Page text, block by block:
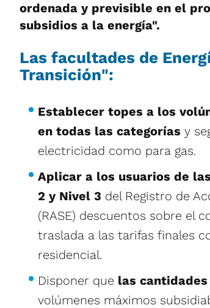
ordenada y previsible en el
subsidios a la energía".
Las facultades de
Transición":
Establecer topes a los
en todas las categorías y
electricidad como para gas.
Aplicar a los usuarios de
2 y Nivel 3 del Registro de
(RASE) descuentos sobre el
traslada a las tarifas finales
residencial.
Disponer que las cantidades
volúmenes máximos